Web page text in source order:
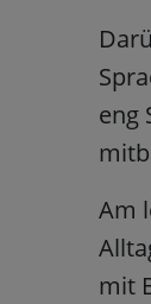
eng
Am
mit